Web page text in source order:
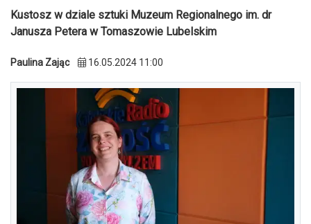
Kustosz w dziale sztuki Muzeum Regionalnego im. dr
Janusza Petera w Tomaszowie Lubelskim
Paulina Zając 16.05.2024 11:00